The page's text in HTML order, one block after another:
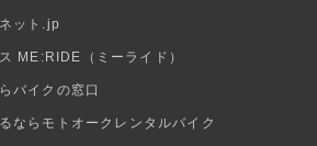
ット.jp
ME:RIDE（ミーライド）
バイクの窓口
ならモトオークレンタルバイク